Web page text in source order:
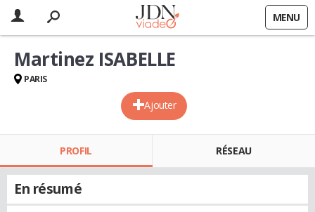
MENU
Ajouter
Martinez ISABELLE
PARIS
PROFIL RÉSEAU
En résumé